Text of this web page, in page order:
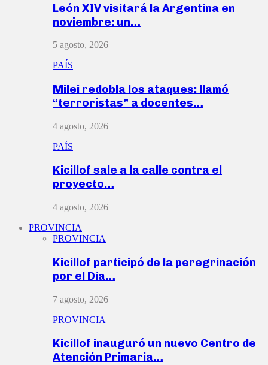
León XIV visitará la Argentina en
noviembre: un…
5 agosto, 2026
PAÍS
Milei redobla los ataques: llamó
“terroristas” a docentes…
4 agosto, 2026
PAÍS
Kicillof sale a la calle contra el
proyecto…
4 agosto, 2026
PROVINCIA
PROVINCIA
Kicillof participó de la peregrinación
por el Día…
7 agosto, 2026
PROVINCIA
Kicillof inauguró un nuevo Centro de
Atención Primaria…